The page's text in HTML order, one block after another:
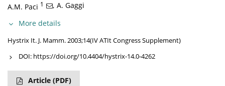
A.M. Paci 1 , A. Gaggi
More details
Hystrix It. J. Mamm. 2003;14(IV ATIt Congress Supplement)
DOI: https://doi.org/10.4404/hystrix-14.0-4262
Article (PDF)